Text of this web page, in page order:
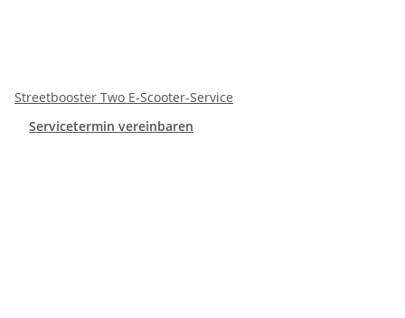
Streetbooster Two E-Scooter-Service
Servicetermin vereinbaren